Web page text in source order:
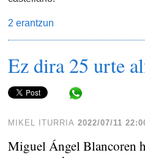
2 erantzun
Ez dira 25 urte
MIKEL ITURRIA 2022/07/11
Miguel Ángel Blancoren